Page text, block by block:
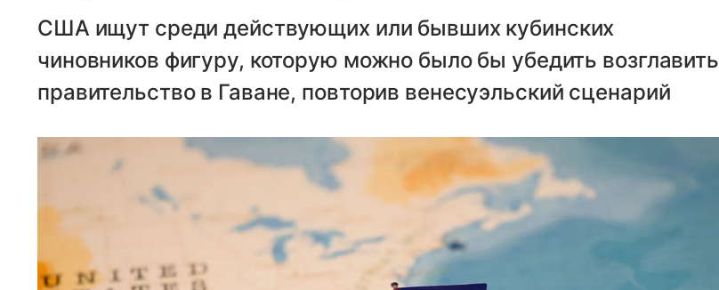
США ищут среди действующих или бывших кубинских
чиновников фигуру, которую можно было бы убедить возглавить
правительство в Гаване, повторив венесуэльский сценарий